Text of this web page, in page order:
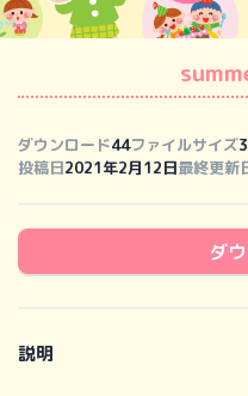
ダウンロード44ファイルサイズ
投稿日2021年2月12日最終更新
ダ
説明